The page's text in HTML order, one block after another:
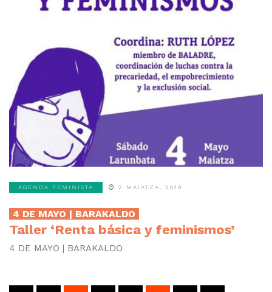
AGENDA FEMINISTA 2 MAIATZA, 2019
4 DE MAYO | BARAKALDO
Taller ‘Renta básica y feminismos’
4 DE MAYO | BARAKALDO